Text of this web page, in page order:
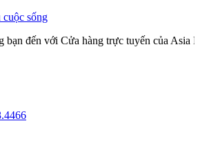
cuộc sống
đến với Cửa hàng trực tuyến của Asia